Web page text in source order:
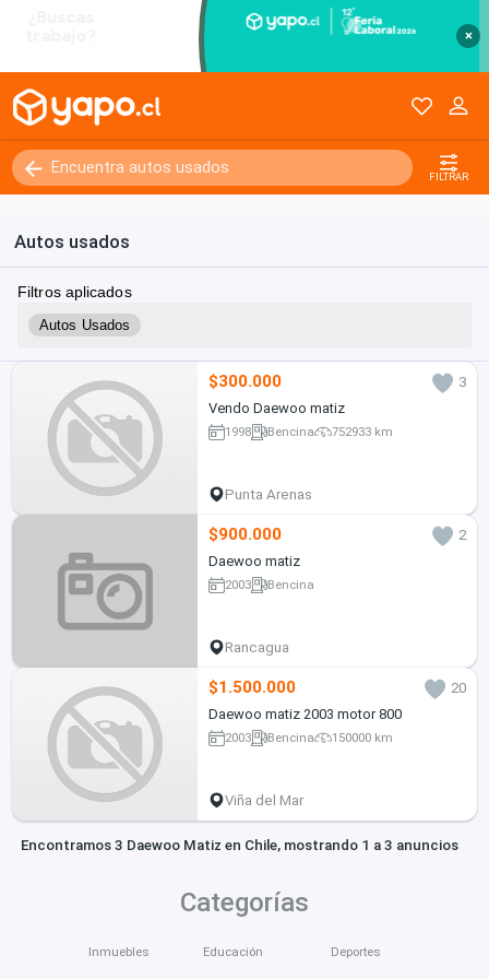
×
FILTRAR
Autos usados
Filtros aplicados
Autos Usados
$300.000
3
Vendo Daewoo matiz
1998 Bencina 752933 km
Punta Arenas
$900.000
2
Daewoo matiz
2003 Bencina
Rancagua
$1.500.000
20
Daewoo matiz 2003 motor 800
2003 Bencina 150000 km
Viña del Mar
Encontramos 3 Daewoo Matiz en Chile, mostrando 1 a 3 anuncios
Categorías
Inmuebles Educación Deportes